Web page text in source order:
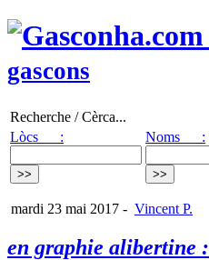
gascons
Recherche / Cèrca...
Lòcs :
Noms :
mardi 23 mai 2017 - Vincent P.
en graphie alibertine :